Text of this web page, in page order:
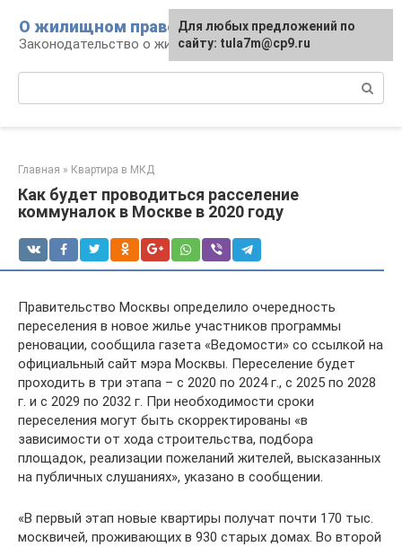
контенту
О жилищном праве
Законодательство о жилье и земле
Главная » Квартира в МКД
Как будет проводиться расселение
коммуналок в Москве в 2020 году
Правительство Москвы определило очередность
переселения в новое жилье участников программы
реновации, сообщила газета «Ведомости» со ссылкой на
официальный сайт мэра Москвы. Переселение будет
проходить в три этапа – с 2020 по 2024 г., с 2025 по 2028
г. и с 2029 по 2032 г. При необходимости сроки
переселения могут быть скорректированы «в
зависимости от хода строительства, подбора
площадок, реализации пожеланий жителей, высказанных
на публичных слушаниях», указано в сообщении.
«В первый этап новые квартиры получат почти 170 тыс.
москвичей, проживающих в 930 старых домах. Во второй
Для любых предложений по
сайту: tula7m@cp9.ru